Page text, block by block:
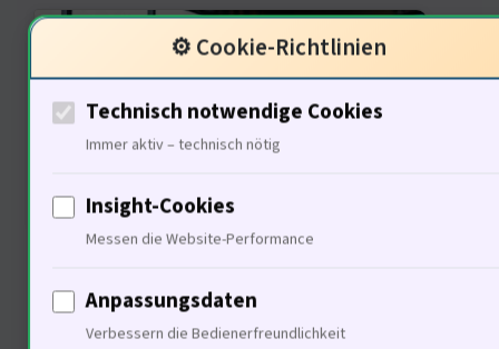
Die regulatorischen
Herausforderungen sind enorm. 62%
der Politiker befürworten eine klare.
⚙️ Cookie-Richtlinien
Technisch notwendige Cookies
Immer aktiv – technisch nötig
Insight-Cookies
Messen die Website-Performance
Anpassungsdaten
Verbessern die Bedienerfreundlichkeit